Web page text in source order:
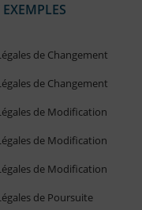
de Changement
de Changement
de Modification
de Modification
de Modification
de Poursuite